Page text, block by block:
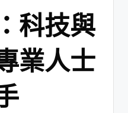
科技與
業人士